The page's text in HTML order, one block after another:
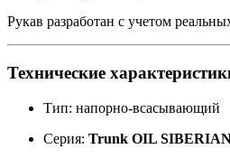
Рукав разработан с учетом
Технические
Тип: напорно-всасывающий
Серия: Trunk OIL